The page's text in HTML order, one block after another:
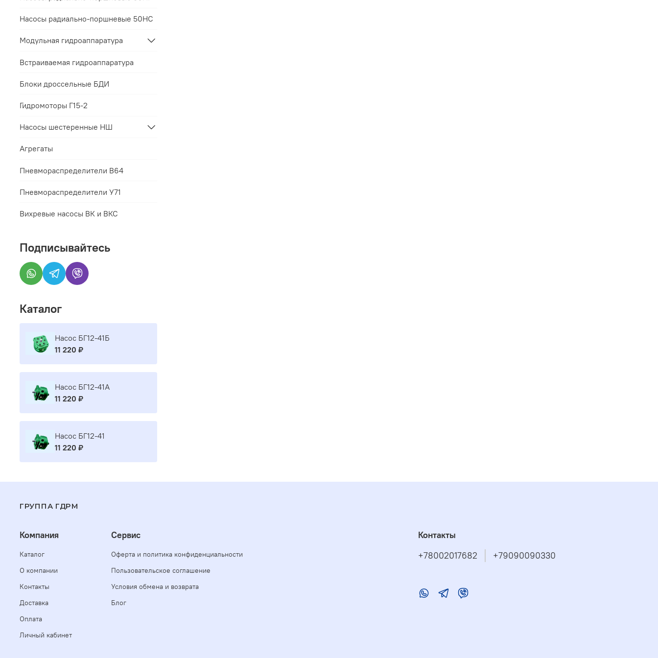
Насосы радиально-поршневые 50НС
Модульная гидроаппаратура
Встраиваемая гидроаппаратура
Блоки дроссельные БДИ
Гидромоторы Г15-2
Насосы шестеренные НШ
Агрегаты
Пневмораспределители В64
Пневмораспределители У71
Вихревые насосы ВК и ВКС
Подписывайтесь
Каталог
Насос БГ12-41Б
11 220 ₽
Насос БГ12-41А
11 220 ₽
Насос БГ12-41
11 220 ₽
ГРУППА ГДРМ
Компания
Каталог
О компании
Контакты
Доставка
Оплата
Личный кабинет
Сервис
Оферта и политика конфиденциальности
Пользовательское соглашение
Условия обмена и возврата
Блог
Контакты
+78002017682
+79090090330